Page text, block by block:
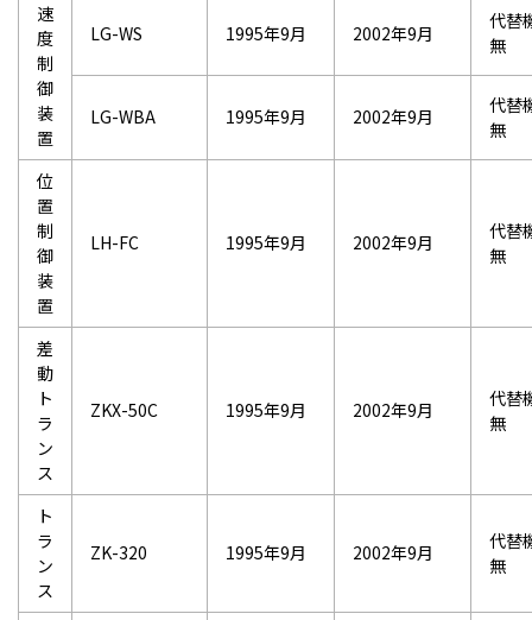
速
度
制
御
装
置
LG-WS 1995年9月 2002年9月
代替
無
LG-WBA 1995年9月 2002年9月
代替
無
位
置
制
御
装
置
LH-FC 1995年9月 2002年9月
代替
無
差
動
ト
ラ
ン
ス
ZKX-50C 1995年9月 2002年9月
代替
無
ト
ラ
ン
ス
ZK-320 1995年9月 2002年9月
代替
無